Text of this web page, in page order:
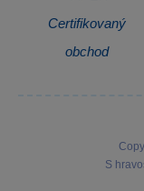
S